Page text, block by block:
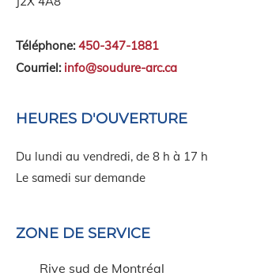
Téléphone: 450-347-1881
Courriel: info@soudure-arc.ca
HEURES D'OUVERTURE
Du lundi au vendredi, de 8 h à 17 h
Le samedi sur demande
ZONE DE SERVICE
Rive sud de Montréal